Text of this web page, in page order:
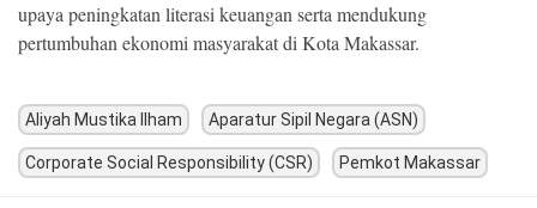
upaya peningkatan literasi keuangan serta mendukung
pertumbuhan ekonomi masyarakat di Kota Makassar.
Aliyah Mustika Ilham Aparatur Sipil Negara (ASN)
Corporate Social Responsibility (CSR) Pemkot Makassar